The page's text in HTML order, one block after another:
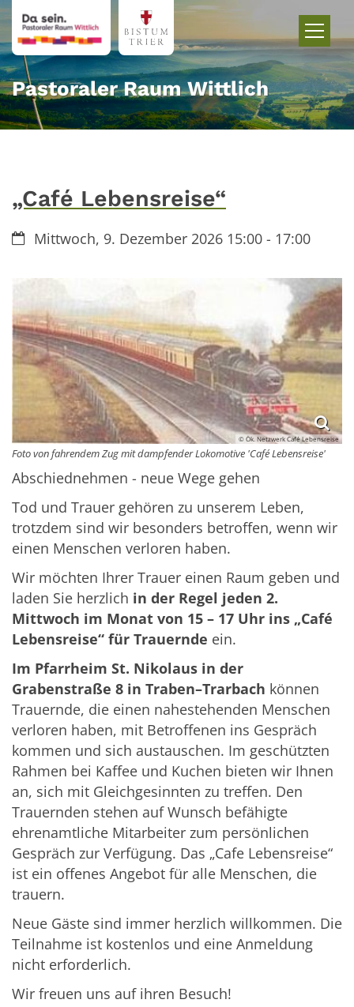
Zum Inhalt springen
Pastoraler Raum Wittlich
„Café Lebensreise“
Datum:Mittwoch, 9. Dezember 2026 15:00 - 17:00
© Ök. Netzwerk Café Lebensreise
Foto von fahrendem Zug mit dampfender Lokomotive 'Café Lebensreise'
Abschiednehmen - neue Wege gehen
Tod und Trauer gehören zu unserem Leben,
trotzdem sind wir besonders betroffen, wenn wir
einen Menschen verloren haben.
Wir möchten Ihrer Trauer einen Raum geben und
laden Sie herzlich in der Regel jeden 2.
Mittwoch im Monat von 15 – 17 Uhr ins „Café
Lebensreise“ für Trauernde ein.
Im Pfarrheim St. Nikolaus in der
Grabenstraße 8 in Traben–Trarbach können
Trauernde, die einen nahestehenden Menschen
verloren haben, mit Betroffenen ins Gespräch
kommen und sich austauschen. Im geschützten
Rahmen bei Kaffee und Kuchen bieten wir Ihnen
an, sich mit Gleichgesinnten zu treffen. Den
Trauernden stehen auf Wunsch befähigte
ehrenamtliche Mitarbeiter zum persönlichen
Gespräch zur Verfügung. Das „Cafe Lebensreise“
ist ein offenes Angebot für alle Menschen, die
trauern.
Neue Gäste sind immer herzlich willkommen. Die
Teilnahme ist kostenlos und eine Anmeldung
nicht erforderlich.
Wir freuen uns auf ihren Besuch!